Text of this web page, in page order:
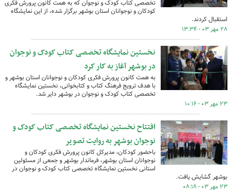
تخصصی کتاب کودک و نوجوان که به همت کانون پرورش فکری
کودکان و نوجوانان استان بوشهر برگزار شده، از این نمایشگاه
استقبال کردند.
۲۸ مهر ۰۳ - ۱۳:۳۴
نخستین نمایشگاه تخصصی کتاب کودک و نوجوان
در بوشهر آغاز به کار کرد
به همت کانون پرورش فکری کودکان و نوجوانان استان بوشهر و
با هدف ترویج فرهنگ کتاب و کتابخوانی، نخستین نمایشگاه
تخصصی کتاب کودک و نوجوان در بوشهر دایر شد.
۲۳ مهر ۰۳ - ۱۰:۱۶
افتتاح نخستین نمایشگاه تخصصی کتاب کودک و
نوجوان بوشهر به روایت تصویر
باحضور کودکان، مدیرکل کانون پرورش فکری کودکان و
نوجوانان استان بوشهر، فرماندار بوشهر و جمعی از مسئولین
استانی نخستین نمایشگاه تخصصی کتاب کودک و نوجوان در
بوشهر گشایش یافت.
۲۳ مهر ۰۳ - ۰۸:۱۸